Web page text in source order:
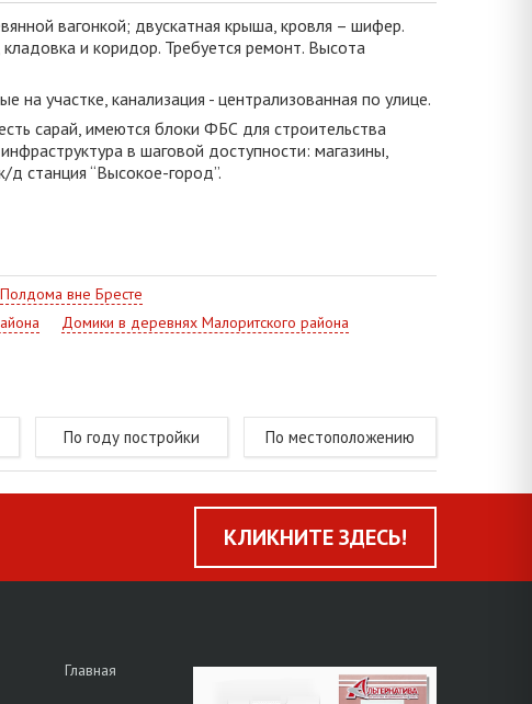
вагонкой; двускатная крыша, кровля – шифер.
и коридор. Требуется ремонт. Высота
на участке, канализация - централизованная по улице.
сарай, имеются блоки ФБС для строительства
в шаговой доступности: магазины,
станция “Высокое-город”.
Полдома вне Бресте
Домики в деревнях Малоритского района
По году постройки По местоположению
КЛИКНИТЕ ЗДЕСЬ!
Главная